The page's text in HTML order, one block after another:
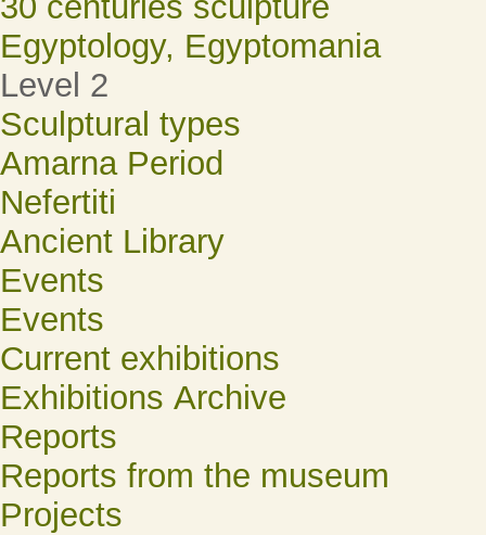
Egyptology, Egyptomania
Level 2
Sculptural types
Amarna Period
Nefertiti
Ancient Library
Events
Events
Current exhibitions
Exhibitions Archive
Reports
Reports from the museum
Projects